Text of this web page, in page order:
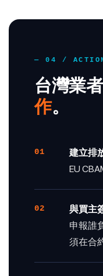
— 04 /
台灣業
作。
01 建立排
EU
02 與買主
申報誰
須在合